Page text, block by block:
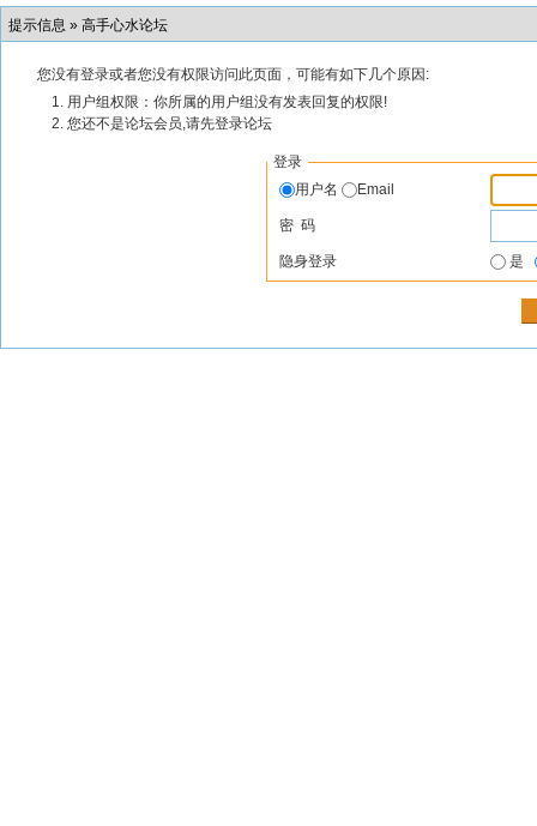
提示信息 » 高手心水论坛
您没有登录或者您没有权限访问此页面，可能有如下几个原因:
用户组权限：你所属的用户组没有发表回复的权限!
您还不是论坛会员,请先登录论坛
登录
用户名
Email
密 码
隐身登录 是